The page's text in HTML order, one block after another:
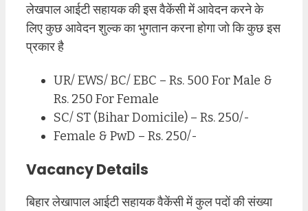
लेखपाल आईटी सहायक की इस वैकेंसी में आवेदन करने के
लिए कुछ आवेदन शुल्क का भुगतान करना होगा जो कि कुछ इस
प्रकार है
UR/ EWS/ BC/ EBC – Rs. 500 For Male &
Rs. 250 For Female
SC/ ST (Bihar Domicile) – Rs. 250/-
Female & PwD – Rs. 250/-
Vacancy Details
बिहार लेखापाल आईटी सहायक वैकेंसी में कुल पदों की संख्या